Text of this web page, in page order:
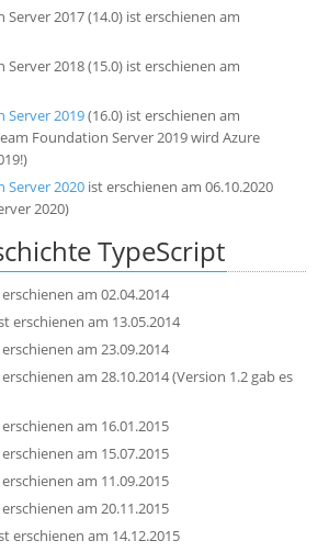
2017 (14.0) ist erschienen am
2018 (15.0) ist erschienen am
Server 2019(16.0) ist erschienen am
Foundation Server 2019 wird Azure
Server 2020ist erschienen am 06.10.2020
2020)
TypeScript
am 02.04.2014
erschienen am 13.05.2014
am 23.09.2014
am 28.10.2014 (Version 1.2 gab es
am 16.01.2015
am 15.07.2015
am 11.09.2015
am 20.11.2015
erschienen am 14.12.2015